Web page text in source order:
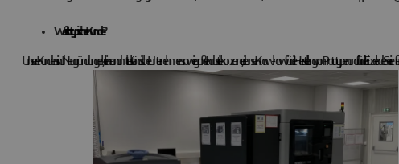
Wer ist Ihr typischer Kunde?
Unsere Kunden sind Neugründungen, kleine und mittelständische Unternehmen sowie große Industriekonzerne, die unser Know-how für die Herstellung von Prototypen und für die Einzel- oder